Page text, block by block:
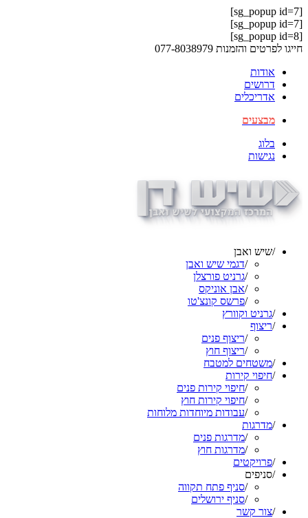
[sg_popup id=7]
[sg_popup id=7]
[sg_popup id=8]
חייגו לפרטים והזמנות 077-8038979
אודות
דרושים
אדריכלים
מבצעים
בלוג
נגישות
/שיש ואבן
/דגמי שיש ואבן
/גרניט פורצלן
/אבן אוניקס
/פרשס קונצ'טו
/גרניט וקוורץ
/ריצוף
/ריצוף פנים
/ריצוף חוץ
/משטחים למטבח
/חיפוי קירות
/חיפוי קירות פנים
/חיפוי קירות חוץ
/עבודות מיוחדות מלוחות
/מדרגות
/מדרגות פנים
/מדרגות חוץ
/פרויקטים
/סניפים
/סניף פתח תקווה
/סניף ירושלים
/צור קשר